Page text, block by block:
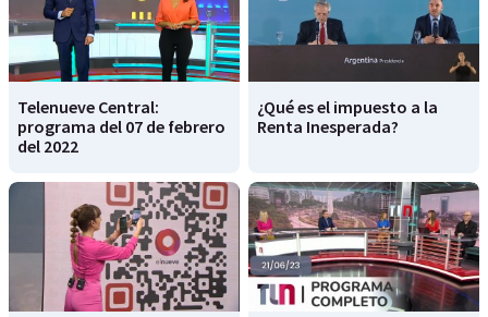
Telenueve Central:
programa del 07 de febrero
del 2022
¿Qué es el impuesto a la
Renta Inesperada?